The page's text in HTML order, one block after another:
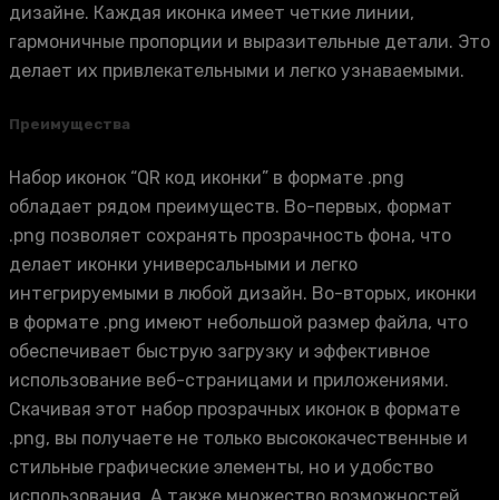
дизайне. Каждая иконка имеет четкие линии,
гармоничные пропорции и выразительные детали. Это
делает их привлекательными и легко узнаваемыми.
Преимущества
Набор иконок “QR код иконки” в формате .png
обладает рядом преимуществ. Во-первых, формат
.png позволяет сохранять прозрачность фона, что
делает иконки универсальными и легко
интегрируемыми в любой дизайн. Во-вторых, иконки
в формате .png имеют небольшой размер файла, что
обеспечивает быструю загрузку и эффективное
использование веб-страницами и приложениями.
Скачивая этот набор прозрачных иконок в формате
.png, вы получаете не только высококачественные и
стильные графические элементы, но и удобство